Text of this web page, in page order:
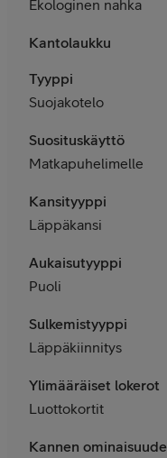
Ekologinen nahka
Kantolaukku
Tyyppi
Suojakotelo
Suosituskäyttö
Matkapuhelimelle
Kansityyppi
Läppäkansi
Aukaisutyyppi
Puoli
Sulkemistyyppi
Läppäkiinnitys
Ylimääräiset lokerot
Luottokortit
Kannen